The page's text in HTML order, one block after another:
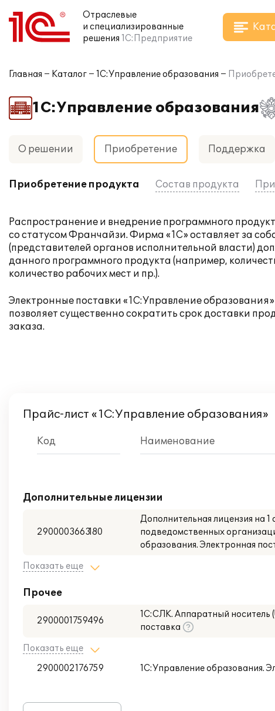
Отраслевые
и специализированные
решения 1С:Предприятие
Главная Каталог 1С:Управление образования
1С:Управление образования
О решении Приобретение Поддержка
Приобретение продукта Состав продукта
Распространение и внедрение программного
со статусом Франчайзи. Фирма «1С» оставляет за
(представителей органов исполнительной власти)
данного программного продукта (например,
количество рабочих мест и пр.).
Электронные поставки «1С:Управление
позволяет существенно сократить срок доставки
заказа.
Прайс-лист «1С:Управление образования»
Код Наименование
Дополнительные лицензии
2900003663180
Дополнительная лицензия на
подведомственных
образования. Электронная
Показать еще
Прочее
2900001759496
1С:СЛК. Аппаратный носитель
поставка
Показать еще
2900002176759
1С:Управление образования.